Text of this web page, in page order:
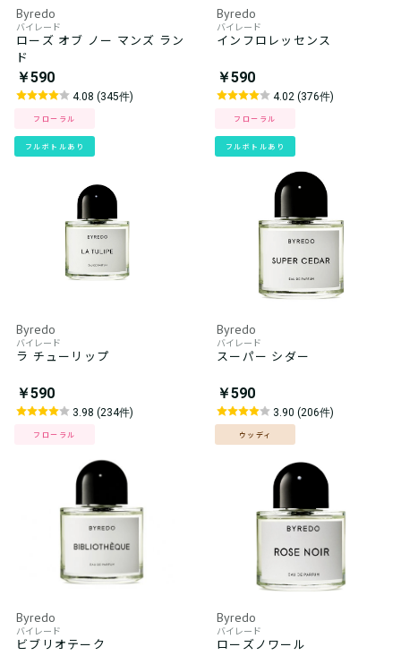
Byredo
バイレード
ローズ オブ ノー マンズ ラン
ド
￥590
4.08 (345件)
フローラル
フルボトルあり
Byredo
バイレード
インフロレッセンス
￥590
4.02 (376件)
フローラル
フルボトルあり
Byredo
バイレード
ラ チューリップ
￥590
3.98 (234件)
フローラル
Byredo
バイレード
スーパー シダー
￥590
3.90 (206件)
ウッディ
Byredo
バイレード
ビブリオテーク
Byredo
バイレード
ローズノワール